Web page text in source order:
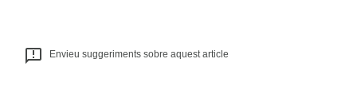
Envieu suggeriments sobre aquest article